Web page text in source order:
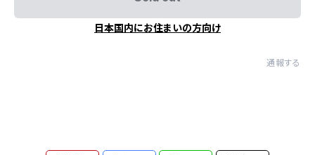
日本国内にお住まいの方向け
通報する